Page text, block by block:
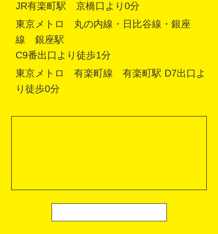
JR有楽町駅 京橋口より0分
東京メトロ 丸の内線・日比谷線・銀座
線 銀座駅
C9番出口より徒歩1分
東京メトロ 有楽町線 有楽町駅 D7出口よ
り徒歩0分